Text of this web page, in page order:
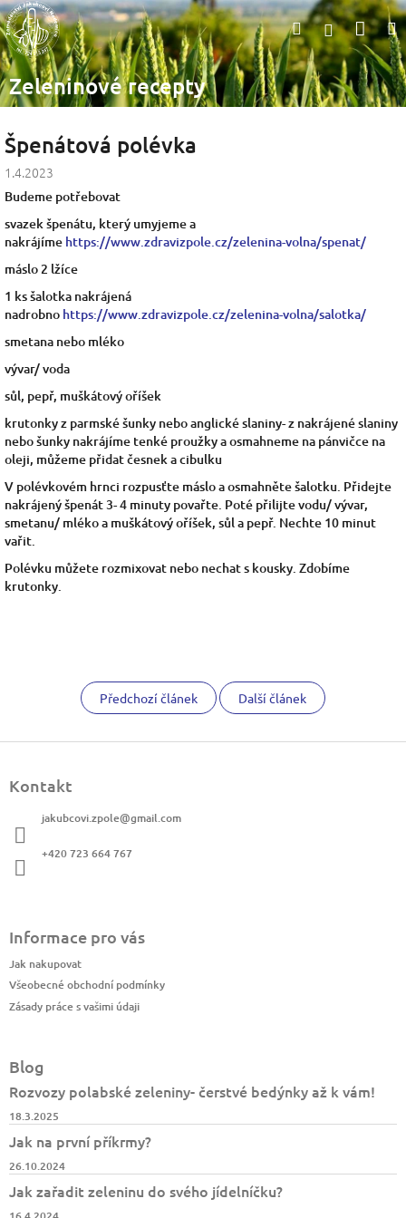
Přejít
na
obsah
HledatPřihlášení
Zeleninové recepty
Špenátová polévka
1.4.2023
Budeme potřebovat
svazek špenátu, který umyjeme a
nakrájíme https://www.zdravizpole.cz/zelenina-volna/spenat/
máslo 2 lžíce
1 ks šalotka nakrájená
nadrobno https://www.zdravizpole.cz/zelenina-volna/salotka/
smetana nebo mléko
vývar/ voda
sůl, pepř, muškátový oříšek
krutonky z parmské šunky nebo anglické slaniny- z nakrájené slaniny
nebo šunky nakrájíme tenké proužky a osmahneme na pánvičce na
oleji, můžeme přidat česnek a cibulku
V polévkovém hrnci rozpusťte máslo a osmahněte šalotku. Přidejte
nakrájený špenát 3- 4 minuty povařte. Poté přilijte vodu/ vývar,
smetanu/ mléko a muškátový oříšek, sůl a pepř. Nechte 10 minut
vařit.
Polévku můžete rozmixovat nebo nechat s kousky. Zdobíme
krutonky.
Předchozí článek Další článek
Kontakt
jakubcovi.zpole@gmail.com
+420 723 664 767
Informace pro vás
Jak nakupovat
Všeobecné obchodní podmínky
Zásady práce s vašimi údaji
Blog
Rozvozy polabské zeleniny- čerstvé bedýnky až k vám!
18.3.2025
Jak na první příkrmy?
26.10.2024
Jak zařadit zeleninu do svého jídelníčku?